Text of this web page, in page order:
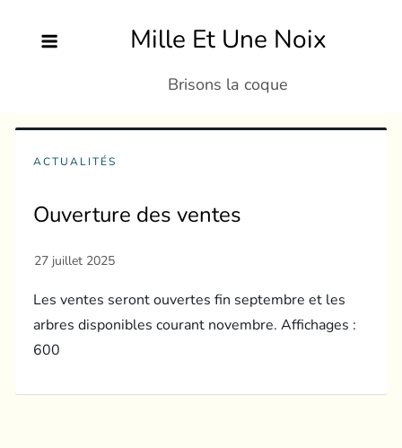
Mille Et Une Noix
Brisons la coque
ACTUALITÉS
Ouverture des ventes
Les ventes seront ouvertes fin septembre et les
arbres disponibles courant novembre. Affichages :
600